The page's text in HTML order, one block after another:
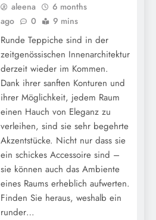
aleena
6 months
ago
0 9 mins
Runde Teppiche sind in der
zeitgenössischen Innenarchitektur
derzeit wieder im Kommen.
Dank ihrer sanften Konturen und
ihrer Möglichkeit, jedem Raum
einen Hauch von Eleganz zu
verleihen, sind sie sehr begehrte
Akzentstücke. Nicht nur dass sie
ein schickes Accessoire sind –
sie können auch das Ambiente
eines Raums erheblich aufwerten.
Finden Sie heraus, weshalb ein
runder…